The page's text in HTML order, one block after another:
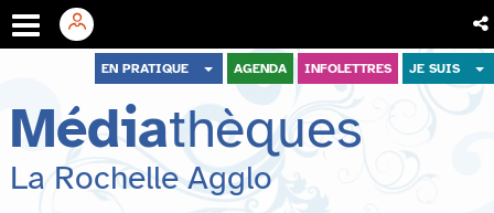
menu
contenu
recherche
EN PRATIQUE AGENDA INFOLETTRES JE SUIS
Médiathèques
La Rochelle Agglo